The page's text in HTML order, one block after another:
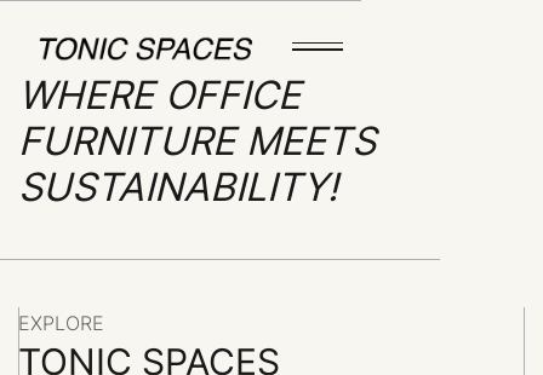
WHERE OFFICE
FURNITURE MEETS
SUSTAINABILITY!
EXPLORE
TONIC SPACES